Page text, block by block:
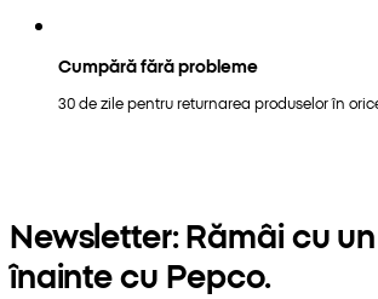
Cumpără fără probleme
30 de zile pentru returnarea produselor în
Newsletter: Rămâi cu
înainte cu Pepco.